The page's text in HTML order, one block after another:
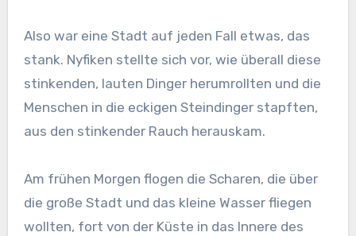
Also war eine Stadt auf jeden Fall etwas, das
stank. Nyfiken stellte sich vor, wie überall diese
stinkenden, lauten Dinger herumrollten und die
Menschen in die eckigen Steindinger stapften,
aus den stinkender Rauch herauskam.
Am frühen Morgen flogen die Scharen, die über
die große Stadt und das kleine Wasser fliegen
wollten, fort von der Küste in das Innere des